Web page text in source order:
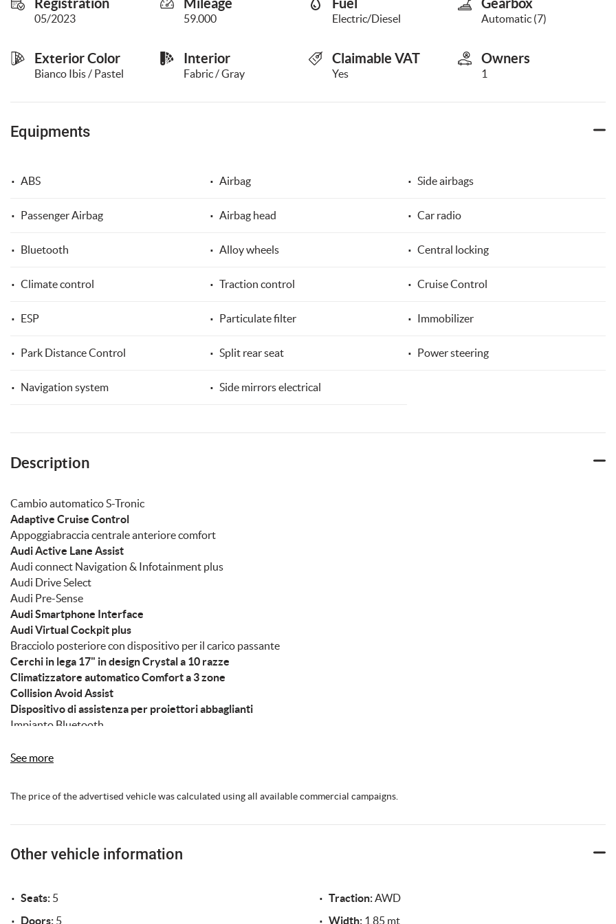
05/2023 59.000 Electric/Diesel Automatic (7)
Exterior Color
Bianco Ibis / Pastel
Interior
Fabric / Gray
Claimable VAT
Yes
Owners
1
Equipments
ABS Airbag Side airbags
Passenger Airbag Airbag head Car radio
Bluetooth Alloy wheels Central locking
Climate control Traction control Cruise Control
ESP Particulate filter Immobilizer
Park Distance Control Split rear seat Power steering
Navigation system Side mirrors electrical
Description
Cambio automatico S-Tronic
Adaptive Cruise Control
Appoggiabraccia centrale anteriore comfort
Audi Active Lane Assist
Audi connect Navigation & Infotainment plus
Audi Drive Select
Audi Pre-Sense
Audi Smartphone Interface
Audi Virtual Cockpit plus
Bracciolo posteriore con dispositivo per il carico passante
Cerchi in lega 17" in design Crystal a 10 razze
Climatizzatore automatico Comfort a 3 zone
Collision Avoid Assist
Dispositivo di assistenza per proiettori abbaglianti
Impianto Bluetooth
Mancorrenti cromati al tetto
Pacchetto esterno lucido
Proiettori Full LED con gruppi ottici posteriori a LED
Riconoscimento della segnaletica stradale
Ruota di scorta minispare
See more
The price of the advertised vehicle was calculated using all available commercial campaigns.
Other vehicle information
Seats: 5
Doors: 5
Traction: AWD
Width: 1,85 mt
please
refer
the
cookie
policy.
review
and
choices
time.
Preferences cookies
Analytical cookies
Marketing cookies